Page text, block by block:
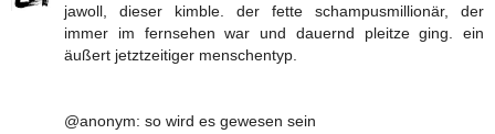
jawoll, dieser kimble. der fette schampusmillionär, der
immer im fernsehen war und dauernd pleitze ging. ein
äußert jetztzeitiger menschentyp.
@anonym: so wird es gewesen sein